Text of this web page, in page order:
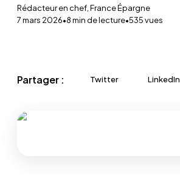
Rédacteur en chef, France Épargne
7 mars 2026•8min de lecture•535vues
Partager : Twitter LinkedIn